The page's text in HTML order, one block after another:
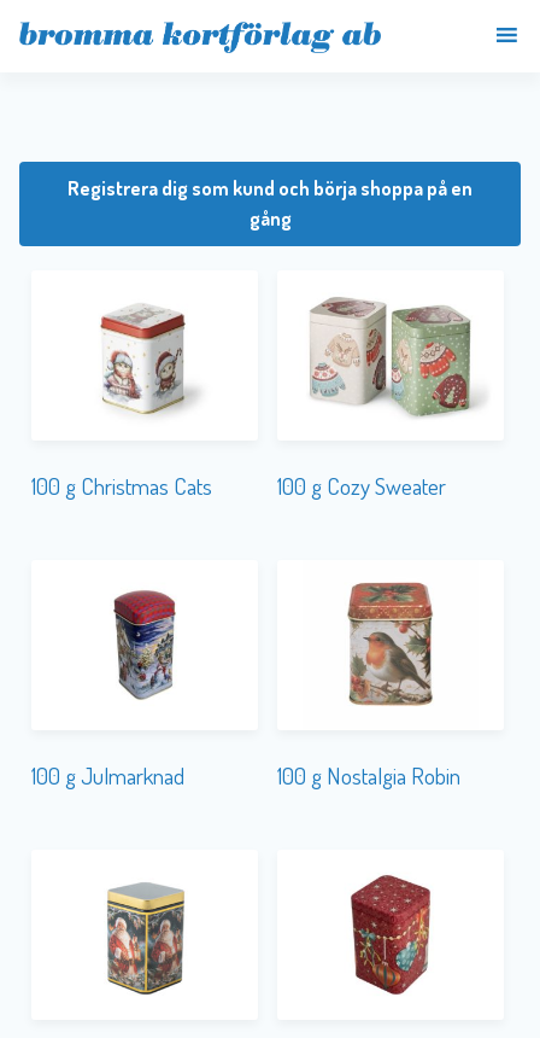
Registrera dig som kund och börja shoppa på en
gång
100 g Christmas Cats 100 g Cozy Sweater
100 g Julmarknad 100 g Nostalgia Robin